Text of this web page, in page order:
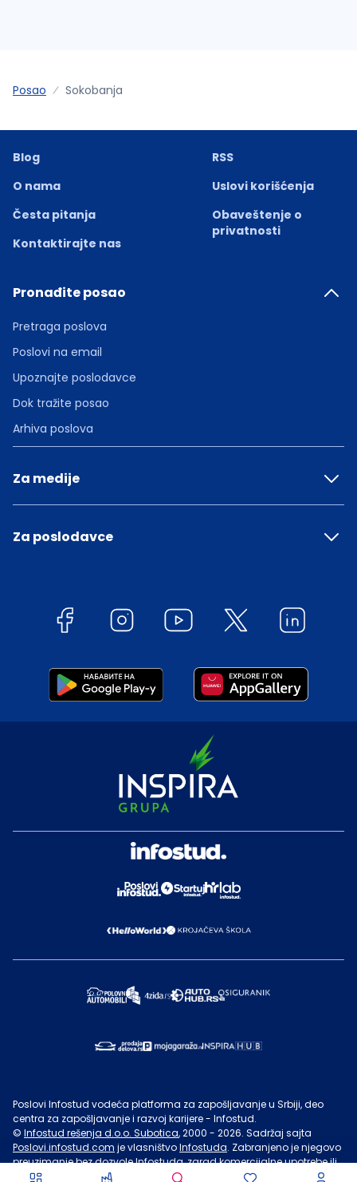
Posao Sokobanja
Blog
O nama
Česta pitanja
Kontaktirajte nas
RSS
Uslovi korišćenja
Obaveštenje o
privatnosti
Pronađite posao
Pretraga poslova
Poslovi na email
Upoznajte poslodavce
Dok tražite posao
Arhiva poslova
Za medije
Za poslodavce
Poslovi Infostud vodeća platforma za zapošljavanje u Srbiji, deo
centra za zapošljavanje i razvoj karijere - Infostud.
© Infostud rešenja d.o.o. Subotica, 2000 - 2026. Sadržaj sajta
Poslovi.infostud.com je vlasništvoInfostuda. Zabranjeno je njegovo
preuzimanje bez dozvoleInfostuda, zarad komercijalne upotrebe ili
u druge svrhe, osim za lične potrebe posetilaca sajta.